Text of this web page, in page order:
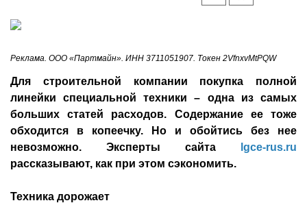
Реклама. ООО «Партмайн». ИНН 3711051907. Токен 2VfnxvMtPQW
Для строительной компании покупка полной
линейки специальной техники – одна из самых
больших статей расходов. Содержание ее тоже
обходится в копеечку. Но и обойтись без нее
невозможно. Эксперты сайта
lgce-rus.ru
рассказывают, как при этом сэкономить.
Техника дорожает